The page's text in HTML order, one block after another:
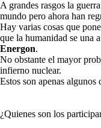
A grandes rasgos la
mundo pero ahora han
Hay varias cosas que
que la humanidad se una
Energon.
No obstante el mayor
infierno nuclear.
Estos son apenas
¿Quienes son los